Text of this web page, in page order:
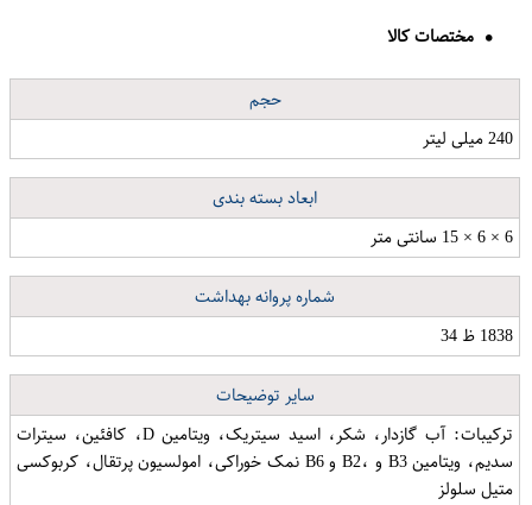
مختصات کالا
حجم
240 میلی لیتر
ابعاد بسته بندی
6 × 6 × 15 سانتی متر
شماره پروانه بهداشت
1838 ظ 34
سایر توضیحات
ترکیبات: آب گازدار، شکر، اسید سیتریک، ویتامین D، کافئین، سیترات
سدیم، ویتامین B3 و ،B2 و B6 نمک خوراکی، امولسیون پرتقال، کربوکسی
متیل سلولز